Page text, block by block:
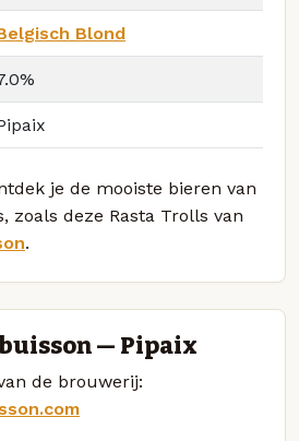
Blond
je de mooiste bieren van
zoals deze Rasta Trolls van
.
— Pipaix
de brouwerij: